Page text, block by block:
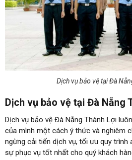
Dịch vụ bảo vệ tại Đà
Dịch vụ bảo vệ tại Đà Nẵng
Dịch vụ bảo vệ Đà Nẵng Thành Lợi
của mình một cách ý thức và nghiêm
ngừng cải tiến dịch vụ, tối ưu quy trình
sự phục vụ tốt nhất cho quý khách